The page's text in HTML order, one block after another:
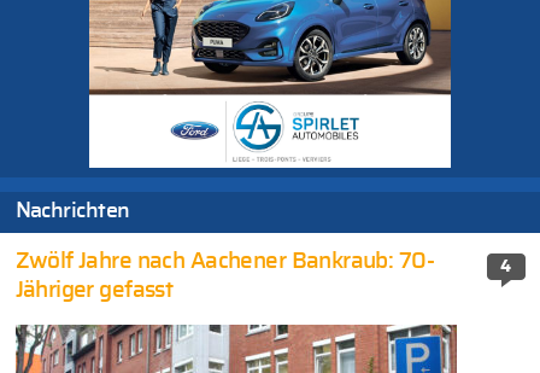
Nachrichten
4
Zwölf Jahre nach Aachener Bankraub: 70-
Jähriger gefasst